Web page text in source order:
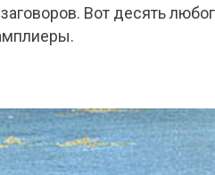
Вот десять